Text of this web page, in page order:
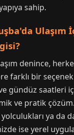
sahip.
Ulaşım
denince,
farklı bir seçenek
gündüz saatleri
ve pratik
ya da
ise yerel